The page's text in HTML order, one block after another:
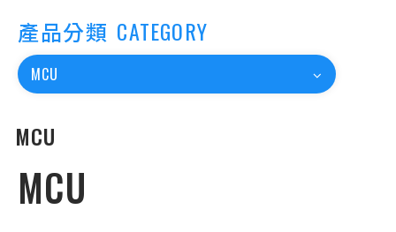
產品分類 CATEGORY
MCU
MCU
MCU